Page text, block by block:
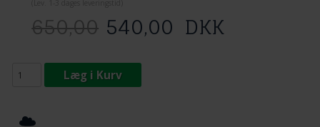
650,00 540,00 DKK
Læg i Kurv